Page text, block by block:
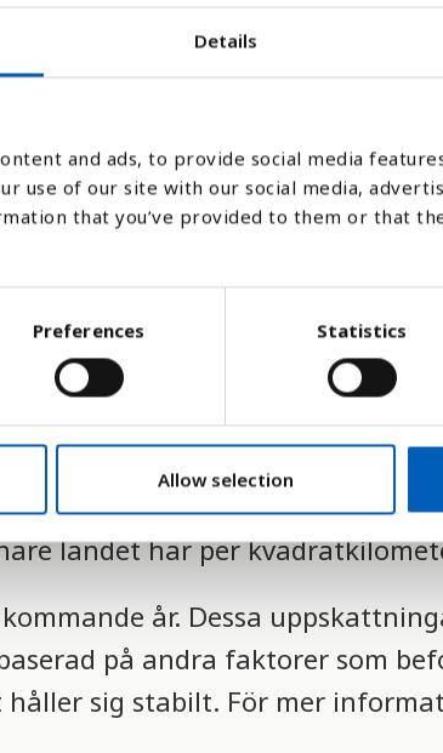
Details
and ads, to provide social media
use of our site with our social media,
that you’ve provided to them or that
Preferences Statistics
Allow selection
2005 2010 2015 2020 2021 2022 2023 2024 2025 2030 2035
Stapeldiagram Linje
dela den totala befolkningen
inte landets verkliga
landet har per
år. Dessa
på andra faktorer som
sig stabilt. För mer